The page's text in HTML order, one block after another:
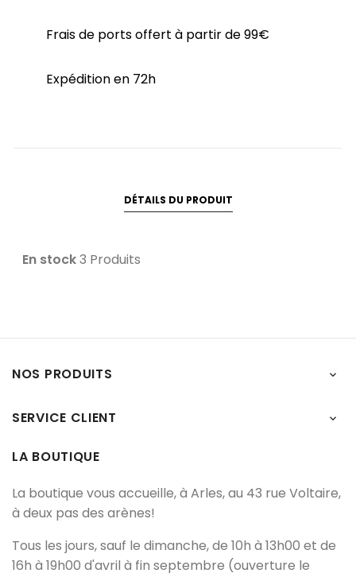
Frais de ports offert à partir de 99€
Expédition en 72h
DÉTAILS DU PRODUIT
En stock3 Produits
NOS PRODUITS 
SERVICE CLIENT 
LA BOUTIQUE
La boutique vous accueille, à Arles, au 43 rue Voltaire,
à deux pas des arènes!
Tous les jours, sauf le dimanche, de 10h à 13h00 et de
16h à 19h00 d'avril à fin septembre (ouverture le